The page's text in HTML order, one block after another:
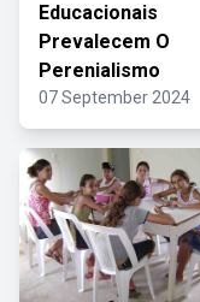
Educacionais
Prevalecem O
Perenialismo
07 September 2024